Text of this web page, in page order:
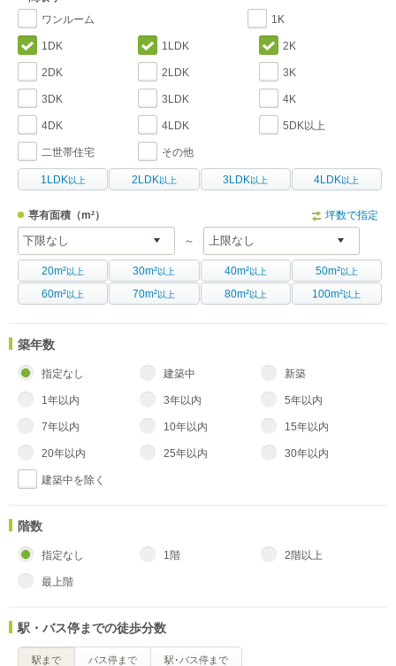
ワンルーム 1K
1DK 1LDK 2K
2DK 2LDK 3K
3DK 3LDK 4K
4DK 4LDK 5DK以上
二世帯住宅 その他
1LDK 以上 2LDK 以上 3LDK 以上 4LDK 以上
専有面積（m²） 坪数で指定
～
20m²以上 30m²以上 40m²以上 50m²以上
60m²以上 70m²以上 80m²以上 100m²以上
築年数
指定なし 建築中 新築
1年以内 3年以内 5年以内
7年以内 10年以内 15年以内
20年以内 25年以内 30年以内
建築中を除く
階数
指定なし 1階 2階以上
最上階
駅・バス停までの徒歩分数
駅まで バス停まで 駅･バス停まで